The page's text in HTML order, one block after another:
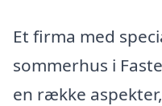
Et firma med
sommerhus i
en række